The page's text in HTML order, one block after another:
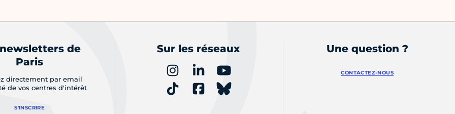
de
Paris
directement par email
de vos centres d'intérêt
S'INSCRIRE
Sur les réseaux Une question ?
CONTACTEZ-NOUS